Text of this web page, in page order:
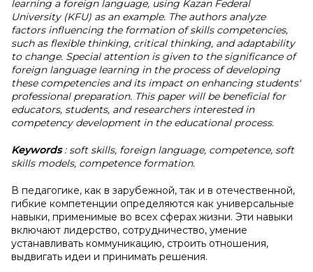
learning a foreign language, using Kazan Federal
University (KFU) as an example. The authors analyze
factors influencing the formation of skills competencies,
such as flexible thinking, critical thinking, and adaptability
to change. Special attention is given to the significance of
foreign language learning in the process of developing
these competencies and its impact on enhancing students'
professional preparation. This paper will be beneficial for
educators, students, and researchers interested in
competency development in the educational process.
Keywords: soft skills, foreign language, competence, soft
skills models, competence formation.
В педагогике, как в зарубежной, так и в отечественной,
гибкие компетенции определяются как универсальные
навыки, применимые во всех сферах жизни. Эти навыки
включают лидерство, сотрудничество, умение
устанавливать коммуникацию, строить отношения,
выдвигать идеи и принимать решения.